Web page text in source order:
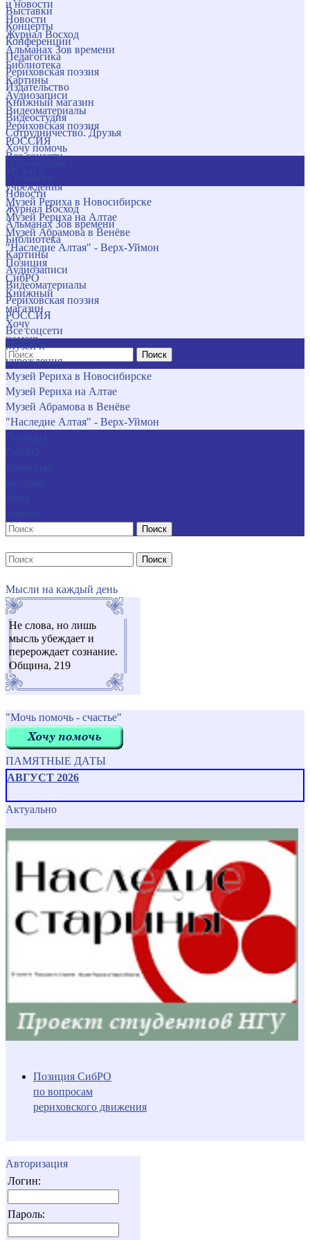
и новости
Новости
Журнал Восход
Альманах Зов времени
Библиотека
Картины
Аудиозаписи
Видеоматериалы
Рериховская поэзия
РОССИЯ
Все соцсети
учреждения
Музей Рериха в Новосибирске
Музей Рериха на Алтае
Музей Абрамова в Венёве
"Наследие Алтая" - Верх-Уймон
Позиция
СибРО
Книжный
магазин
Хочу
помочь
Поиск
Выставки
Концерты
Конференции
Педагогика
Рериховская поэзия
Издательство
Книжный магазин
Видеостудия
Сотрудничество. Друзья
Хочу помочь
Новости
Журнал Восход
Альманах Зов времени
Библиотека
Картины
Аудиозаписи
Видеоматериалы
Рериховская поэзия
РОССИЯ
Все соцсети
Музеи и
учреждения
Музей Рериха в Новосибирске
Музей Рериха на Алтае
Музей Абрамова в Венёве
"Наследие Алтая" - Верх-Уймон
Поиск
Поиск
Мысли на каждый день
Не слова, но лишь
мысль убеждает и
перерождает сознание.
Община, 219
"Мочь помочь - счастье"
ПАМЯТНЫЕ ДАТЫ
АВГУСТ 2026
Актуально
Позиция СибРО
по вопросам
рериховского движения
Авторизация
Логин:
Пароль: